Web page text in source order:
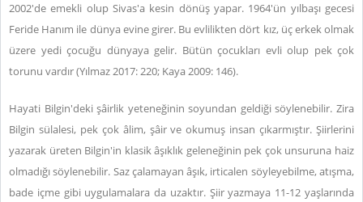
2002'de emekli olup Sivas'a kesin dönüş yapar. 1964'ün yılbaşı gecesi
Feride Hanım ile dünya evine girer. Bu evlilikten dört kız, üç erkek olmak
üzere yedi çocuğu dünyaya gelir. Bütün çocukları evli olup pek çok
torunu vardır (Yılmaz 2017: 220; Kaya 2009: 146).
Hayati Bilgin'deki şâirlik yeteneğinin soyundan geldiği söylenebilir. Zira
Bilgin sülalesi, pek çok âlim, şâir ve okumuş insan çıkarmıştır. Şiirlerini
yazarak üreten Bilgin'in klasik âşıklık geleneğinin pek çok unsuruna haiz
olmadığı söylenebilir. Saz çalamayan âşık, irticalen söyleyebilme, atışma,
bade içme gibi uygulamalara da uzaktır. Şiir yazmaya 11-12 yaşlarında